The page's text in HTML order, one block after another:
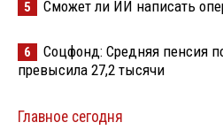
5 Сможет ли ИИ написать
6
Соцфонд: Средняя пенсия
превысила 27,2 тысячи
Главное сегодня